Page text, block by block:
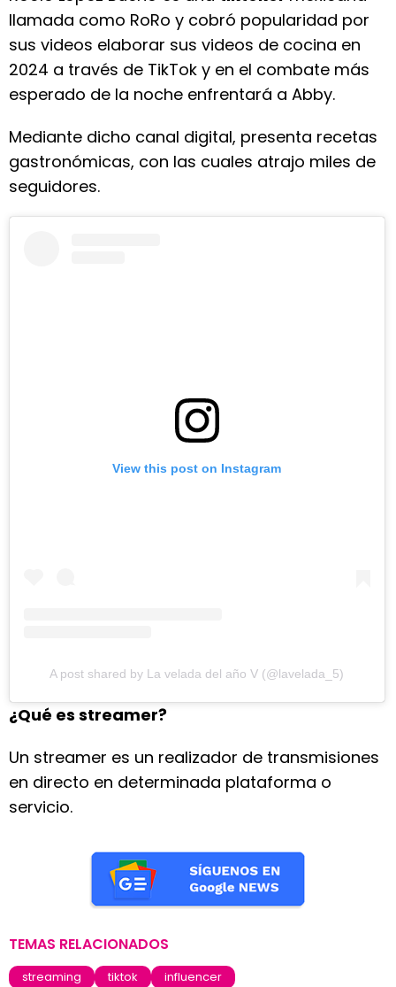
llamada como RoRo y cobró popularidad por
sus videos elaborar sus videos de cocina en
2024 a través de TikTok y en el combate más
esperado de la noche enfrentará a Abby.
Mediante dicho canal digital, presenta recetas
gastronómicas, con las cuales atrajo miles de
seguidores.
View this post on Instagram
A post shared by La velada del año V (@lavelada_5)
¿Qué es streamer?
Un streamer es un realizador de transmisiones
en directo en determinada plataforma o
servicio.
TEMAS RELACIONADOS
streaming tiktok influencer